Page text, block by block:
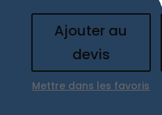
Ajouter au
devis
Mettre dans les favoris